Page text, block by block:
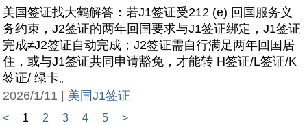
美国签证找大鹤解答：若J1签证受212 (e) 回国服务义
务约束，J2签证的两年回国要求与J1签证绑定，J1签证
完成≠J2签证自动完成；J2签证需自行满足两年回国居
住，或与J1签证共同申请豁免，才能转 H签证/L签证/K
签证/ 绿卡。
2026/1/11 | 美国J1签证
< 1 2 3 4 5 >